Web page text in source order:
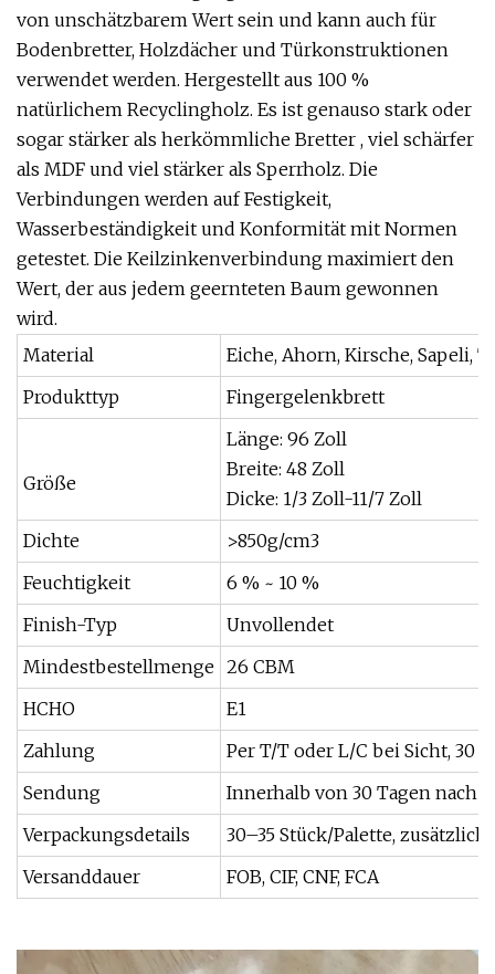
von unschätzbarem Wert sein und kann auch für
Bodenbretter, Holzdächer und Türkonstruktionen
verwendet werden. Hergestellt aus 100 %
natürlichem Recyclingholz. Es ist genauso stark oder
sogar stärker als herkömmliche Bretter , viel schärfer
als MDF und viel stärker als Sperrholz. Die
Verbindungen werden auf Festigkeit,
Wasserbeständigkeit und Konformität mit Normen
getestet. Die Keilzinkenverbindung maximiert den
Wert, der aus jedem geernteten Baum gewonnen
wird.
Material
Eiche, Ahorn, Kirsche, Sapeli,
Produkttyp
Fingergelenkbrett
Größe
Länge: 96 Zoll
Breite: 48 Zoll
Dicke: 1/3 Zoll-11/7 Zoll
Dichte
>850g/cm3
Feuchtigkeit
6 % ~ 10 %
Finish-Typ
Unvollendet
Mindestbestellmenge 26 CBM
HCHO
E1
Zahlung
Per T/T oder L/C bei Sicht, 30
Sendung
Innerhalb von 30 Tagen nach
Verpackungsdetails
30–35 Stück/Palette,
Versanddauer
FOB, CIF, CNF, FCA